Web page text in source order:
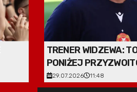
TRENER WIDZEWA:
PONIŻEJ
29.07.2026 11:48